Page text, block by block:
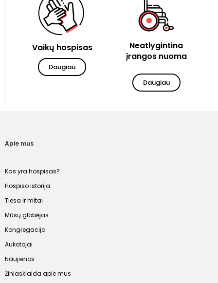
Vaikų hospisas
Daugiau
Neatlygintina
įrangos nuoma
Daugiau
Apie mus
Kas yra hospisas?
Hospiso istorija
Tiesa ir mitai
Mūsų globėjas
Kongregacija
Aukotojai
Naujienos
Žiniasklaida apie mus